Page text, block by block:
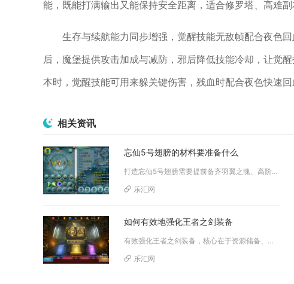
能，既能打满输出又能保持安全距离，适合修罗塔、高难副
生存与续航能力同步增强，觉醒技能无敌帧配合夜色
后，魔堡提供攻击加成与减防，邪后降低技能冷却，让觉
本时，觉醒技能可用来躲关键伤害，残血时配合夜色快速回
相关资讯
忘仙5号翅膀的材料要准备什么
打造忘仙5号翅膀需要提前备齐羽翼之魂、高阶玄天灵玉、羽炼符、专属翅膀主材、炼化丹以及足量绑银，同时搭配祝福增幅道具和四级...
乐汇网
如何有效地强化王者之剑装备
有效强化王者之剑装备，核心在于资源储备、优先强化核心部位、低阶稳打高阶控节奏，配合垫子技巧与宝珠共鸣，可高效提升战力并规...
乐汇网